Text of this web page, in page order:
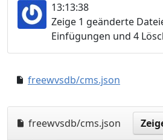
13:13:38
Zeige 1 geänderte
Einfügungen und 4
freewvsdb/cms.json
freewvsdb/cms.json